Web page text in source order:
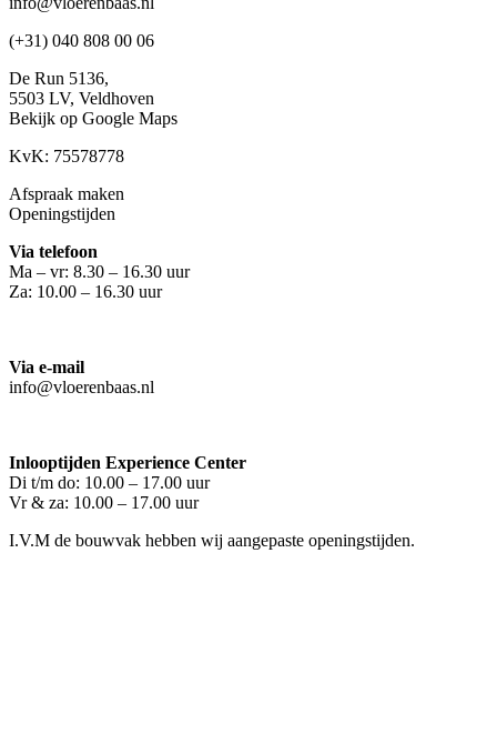
(+31) 040 808 00 06
De Run 5136,
5503 LV, Veldhoven
Bekijk op Google Maps
KvK: 75578778
Afspraak maken
Openingstijden
Via telefoon
Ma – vr: 8.30 – 16.30 uur
Za: 10.00 – 16.30 uur
Via e-mail
info@vloerenbaas.nl
Inlooptijden Experience Center
Di t/m do: 10.00 – 17.00 uur
Vr & za: 10.00 – 17.00 uur
I.V.M de bouwvak hebben wij aangepaste openingstijden.